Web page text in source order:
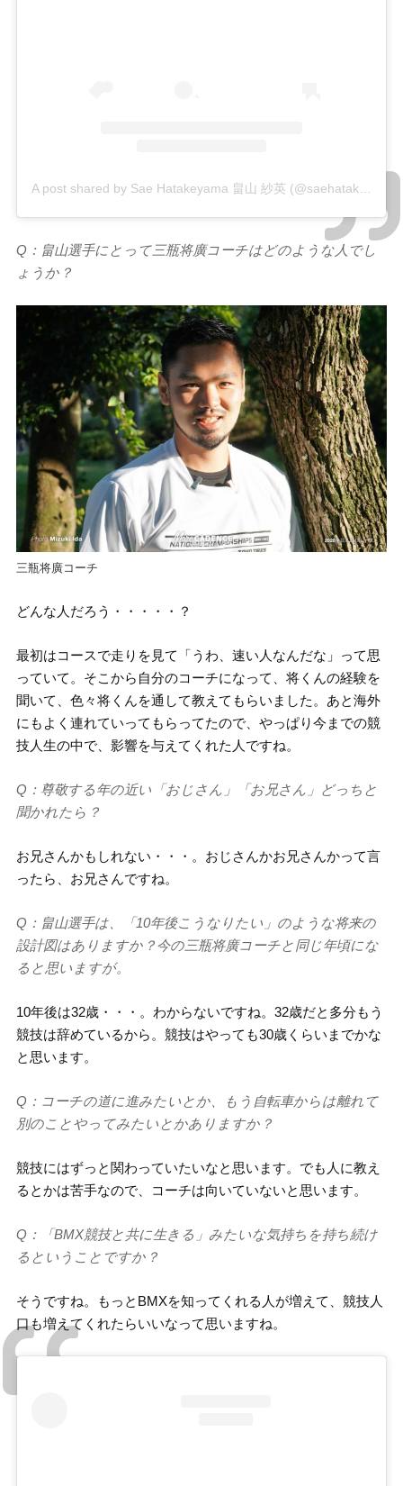
Q：畠山選手にとって三瓶将廣コーチはどのような人でし
ょうか？
三瓶将廣コーチ
どんな人だろう・・・・・？
最初はコースで走りを見て「うわ、速い人なんだな」って思
っていて。そこから自分のコーチになって、将くんの経験を
聞いて、色々将くんを通して教えてもらいました。あと海外
にもよく連れていってもらってたので、やっぱり今までの競
技人生の中で、影響を与えてくれた人ですね。
Q：尊敬する年の近い「おじさん」「お兄さん」どっちと
聞かれたら？
お兄さんかもしれない・・・。おじさんかお兄さんかって言
ったら、お兄さんですね。
Q：畠山選手は、「10年後こうなりたい」のような将来の
設計図はありますか？今の三瓶将廣コーチと同じ年頃にな
ると思いますが。
10年後は32歳・・・。わからないですね。32歳だと多分もう
競技は辞めているから。競技はやっても30歳くらいまでかな
と思います。
Q：コーチの道に進みたいとか、もう自転車からは離れて
別のことやってみたいとかありますか？
競技にはずっと関わっていたいなと思います。でも人に教え
るとかは苦手なので、コーチは向いていないと思います。
Q：「BMX競技と共に生きる」みたいな気持ちを持ち続け
るということですか？
そうですね。もっとBMXを知ってくれる人が増えて、競技人
口も増えてくれたらいいなって思いますね。